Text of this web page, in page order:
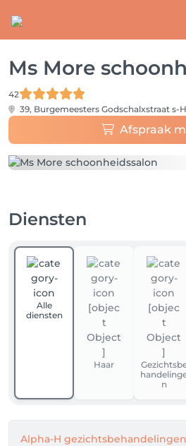
Ms More
42
39, Burgemeesters Godschalxstraat s-
Afspraak
Diensten
Alle
diensten
Haar
n
Alpha-H gezichtsbehandelingen